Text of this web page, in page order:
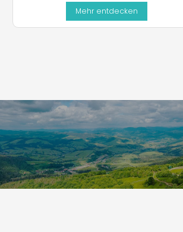
Mehr entdecken